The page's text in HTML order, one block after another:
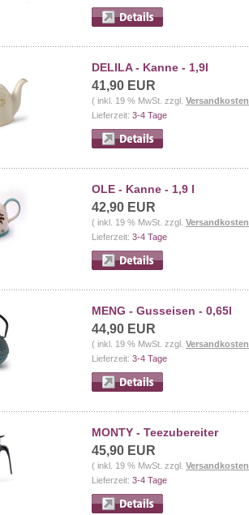
DELILA - Kanne - 1,9l
41,90 EUR
( inkl. 19 % MwSt. zzgl. Versandkosten
Lieferzeit: 3-4 Tage
OLE - Kanne - 1,9 l
42,90 EUR
( inkl. 19 % MwSt. zzgl. Versandkosten
Lieferzeit: 3-4 Tage
MENG - Gusseisen - 0,65l
44,90 EUR
( inkl. 19 % MwSt. zzgl. Versandkosten
Lieferzeit: 3-4 Tage
MONTY - Teezubereiter
45,90 EUR
( inkl. 19 % MwSt. zzgl. Versandkosten
Lieferzeit: 3-4 Tage